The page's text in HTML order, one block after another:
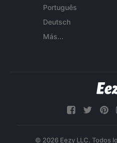
Português
Deutsch
Más...
© 2026 Eezy LLC. Todos